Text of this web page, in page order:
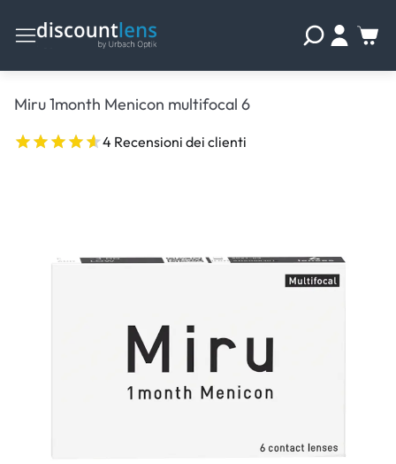
Miru 1month Menicon multifocal 6
4 Recensioni dei clienti